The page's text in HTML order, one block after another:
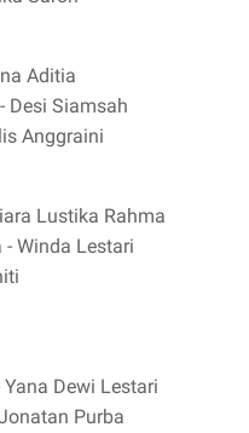
Aditia
Desi Siamsah
Anggraini
Lustika Rahma
Winda Lestari
Dewi Lestari
Purba